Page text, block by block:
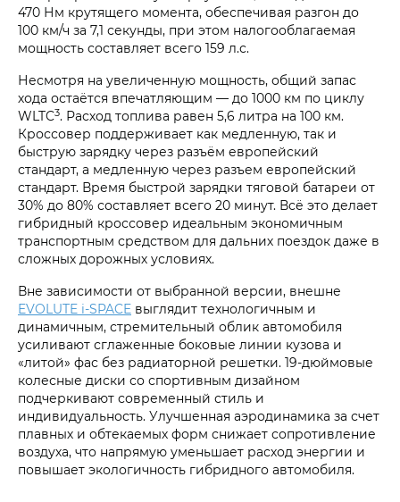
470 Нм крутящего момента, обеспечивая разгон до
100 км/ч за 7,1 секунды, при этом налогооблагаемая
мощность составляет всего 159 л.с.
Несмотря на увеличенную мощность, общий запас
хода остаётся впечатляющим — до 1000 км по циклу
WLTC3. Расход топлива равен 5,6 литра на 100 км.
Кроссовер поддерживает как медленную, так и
быструю зарядку через разъём европейский
стандарт, а медленную через разъем европейский
стандарт. Время быстрой зарядки тяговой батареи от
30% до 80% составляет всего 20 минут. Всё это делает
гибридный кроссовер идеальным экономичным
транспортным средством для дальних поездок даже в
сложных дорожных условиях.
Вне зависимости от выбранной версии, внешне
EVOLUTE i‑SPACE выглядит технологичным и
динамичным, стремительный облик автомобиля
усиливают сглаженные боковые линии кузова и
«литой» фас без радиаторной решетки. 19-дюймовые
колесные диски со спортивным дизайном
подчеркивают современный стиль и
индивидуальность. Улучшенная аэродинамика за счет
плавных и обтекаемых форм снижает сопротивление
воздуха, что напрямую уменьшает расход энергии и
повышает экологичность гибридного автомобиля.